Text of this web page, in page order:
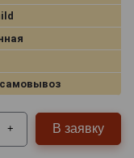
+ В заявку